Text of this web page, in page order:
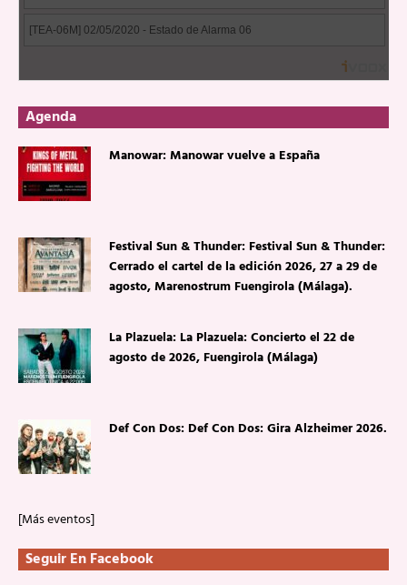
Agenda
Manowar: Manowar vuelve a España
Festival Sun & Thunder: Festival Sun & Thunder:
Cerrado el cartel de la edición 2026, 27 a 29 de
agosto, Marenostrum Fuengirola (Málaga).
La Plazuela: La Plazuela: Concierto el 22 de
agosto de 2026, Fuengirola (Málaga)
Def Con Dos: Def Con Dos: Gira Alzheimer 2026.
[Más eventos]
Seguir En Facebook